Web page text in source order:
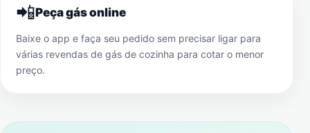
📲Peça gás online
Baixe o app e faça seu pedido sem precisar ligar para
várias revendas de gás de cozinha para cotar o menor
preço.